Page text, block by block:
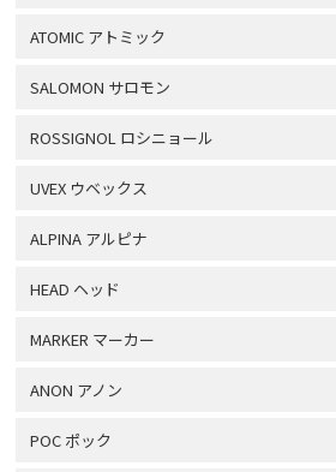
ATOMIC アトミック
SALOMON サロモン
ROSSIGNOL ロシニョール
UVEX ウベックス
ALPINA アルピナ
HEAD ヘッド
MARKER マーカー
ANON アノン
POC ポック